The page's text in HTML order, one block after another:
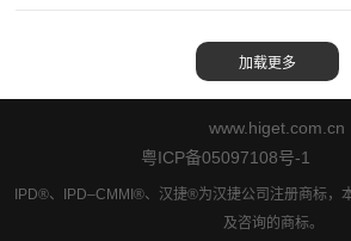
www.higet.com.cn
粤ICP备05097108号-1
IPD®、IPD–CMMI®、汉捷®为汉捷公司注册商标，
及咨询的商标。